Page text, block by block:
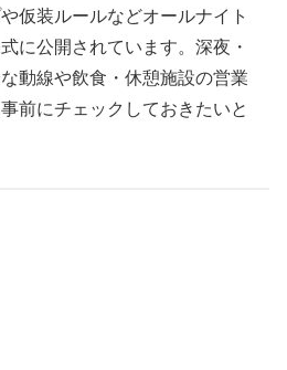
仮装ルールなどオールナイト
に公開されています。深夜・
動線や飲食・休憩施設の営業
前にチェックしておきたいと